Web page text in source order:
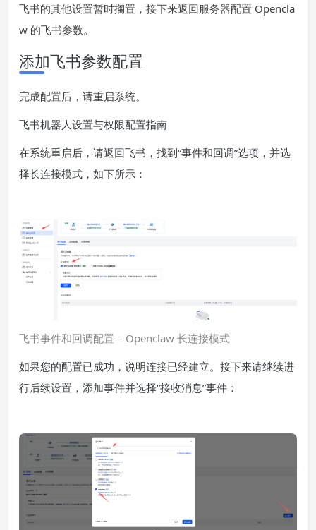
飞书的其他设置暂时搁置，接下来返回服务器配置 Opencla
w 的飞书参数。
添加飞书参数配置
完成配置后，请重启系统。
飞书机器人设置与权限配置指南
在系统重启后，请返回飞书，找到“事件和回调”选项，并选
择长连接模式，如下所示：
飞书事件和回调配置 – Openclaw 长连接模式
如果您的配置已成功，说明连接已经建立。接下来请继续进
行后续设置，添加事件并选择“接收消息”事件：